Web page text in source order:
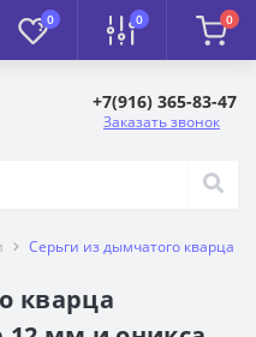
0 0 0
+7(916) 365-83-47
Заказать звонок
Серьги из дымчатого кварца
кварца